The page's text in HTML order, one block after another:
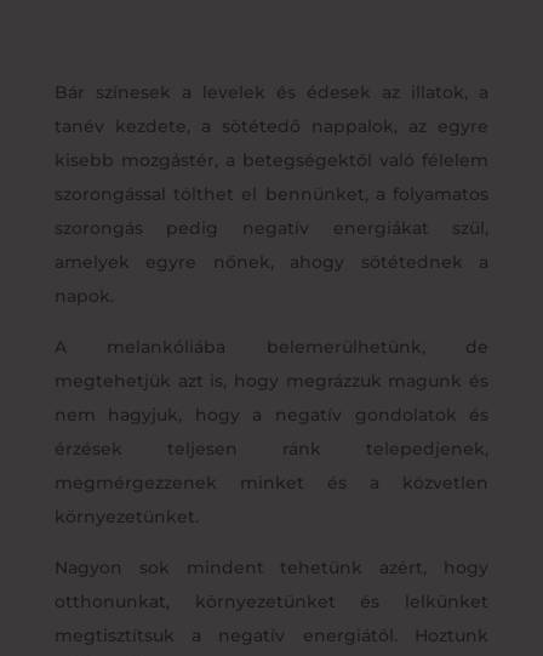
Bár színesek a levelek és édesek az illatok, a
tanév kezdete, a sötétedő nappalok, az egyre
kisebb mozgástér, a betegségektől való félelem
szorongással tölthet el bennünket, a folyamatos
szorongás pedig negatív energiákat szül,
amelyek egyre nőnek, ahogy sötétednek a
napok.
A melankóliába belemerülhetünk, de
megtehetjük azt is, hogy megrázzuk magunk és
nem hagyjuk, hogy a negatív gondolatok és
érzések teljesen ránk telepedjenek,
megmérgezzenek minket és a közvetlen
környezetünket.
Nagyon sok mindent tehetünk azért, hogy
otthonunkat, környezetünket és lelkünket
megtisztítsuk a negatív energiától. Hoztunk